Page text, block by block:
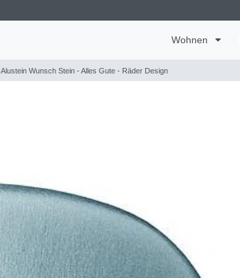
Wohnen
Alustein Wunsch Stein - Alles Gute - Räder Design